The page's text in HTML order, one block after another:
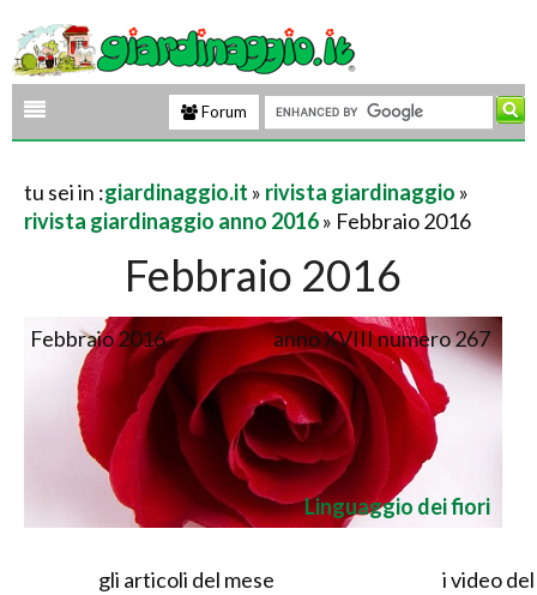
Forum
tu sei in :giardinaggio.it » rivista giardinaggio »
rivista giardinaggio anno 2016» Febbraio 2016
Febbraio 2016
Febbraio 2016 anno XVIII numero 267
Linguaggio dei fiori
gli articoli del mese
i video